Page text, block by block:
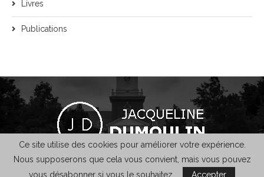
Livres
Publications
@2021 - Jacqueline Dumoulin - Design : KaleoWeb Mentions légales
Ce site utilise des cookies pour améliorer votre expérience.
Nous supposerons que cela vous convient, mais vous pouvez
vous désabonner si vous le souhaitez.
Accepter